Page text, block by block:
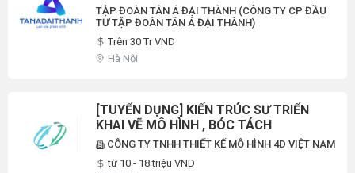
TẬP ĐOÀN TÂN Á ĐẠI THÀNH (CÔNG TY CP ĐẦU
TƯ TẬP ĐOÀN TÂN Á ĐẠI THÀNH)
Trên 30 Tr VND
Hà Nội
[TUYỂN DỤNG] KIẾN TRÚC SƯ TRIỂN
KHAI VẼ MÔ HÌNH , BÓC TÁCH
CÔNG TY TNHH THIẾT KẾ MÔ HÌNH 4D VIỆT NAM
từ 10 - 18 triệu VND